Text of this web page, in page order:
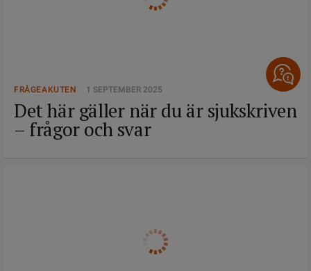
FRÅGEAKUTEN 1 SEPTEMBER 2025
Det här gäller när du är sjukskriven
– frågor och svar